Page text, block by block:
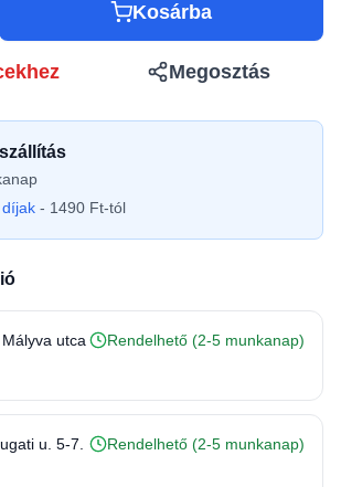
Kosárba
Megosztás
- 1490 Ft-tól
, Mályva utca
Rendelhető (2-5 munkanap)
u. 5-7.
Rendelhető (2-5 munkanap)